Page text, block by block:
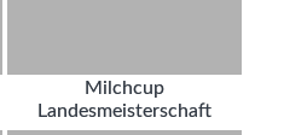
Milchcup
Landesmeisterschaft